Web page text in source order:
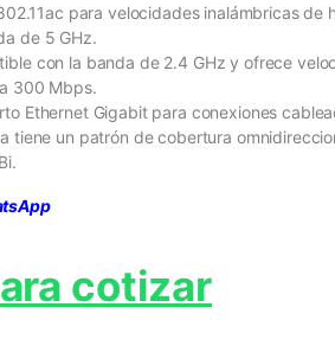
para velocidades inalámbricas de
de 5 GHz.
con la banda de 2.4 GHz y ofrece
300 Mbps.
Ethernet Gigabit para conexiones
tiene un patrón de cobertura
cotizar